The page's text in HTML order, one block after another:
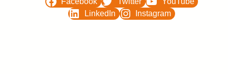
LinkedIn
Instagram